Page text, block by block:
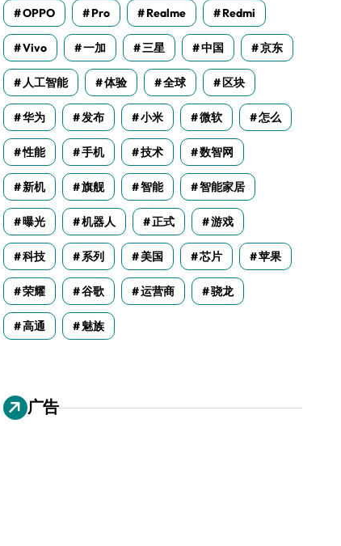
OPPO Pro Realme Redmi
Vivo 一加 三星 中国 京东
人工智能 体验 全球 区块
华为 发布 小米 微软 怎么
性能 手机 技术 数智网
新机 旗舰 智能 智能家居
曝光 机器人 正式 游戏
科技 系列 美国 芯片 苹果
荣耀 谷歌 运营商 骁龙
高通 魅族
广告